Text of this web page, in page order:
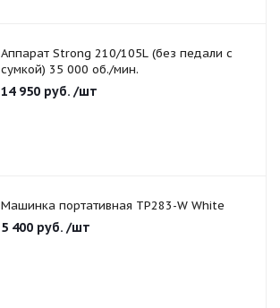
Аппарат Strong 210/105L (без педали с
сумкой) 35 000 об./мин.
14 950 руб. /шт
Машинка портативная TP283-W White
5 400 руб. /шт